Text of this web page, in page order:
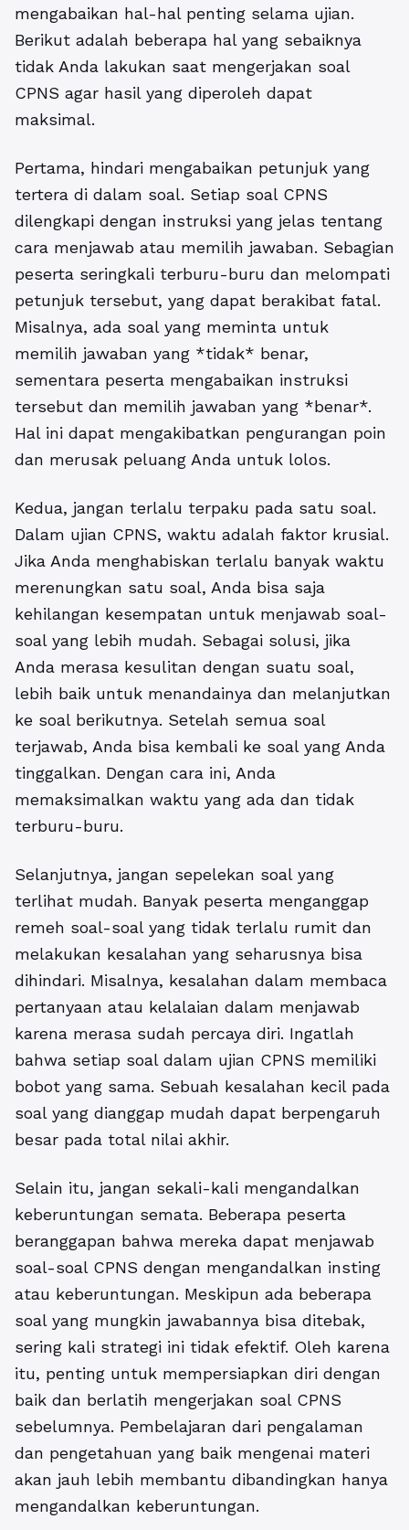
mengabaikan hal-hal penting selama ujian.
Berikut adalah beberapa hal yang sebaiknya
tidak Anda lakukan saat mengerjakan soal
CPNS agar hasil yang diperoleh dapat
maksimal.
Pertama, hindari mengabaikan petunjuk yang
tertera di dalam soal. Setiap soal CPNS
dilengkapi dengan instruksi yang jelas tentang
cara menjawab atau memilih jawaban. Sebagian
peserta seringkali terburu-buru dan melompati
petunjuk tersebut, yang dapat berakibat fatal.
Misalnya, ada soal yang meminta untuk
memilih jawaban yang *tidak* benar,
sementara peserta mengabaikan instruksi
tersebut dan memilih jawaban yang *benar*.
Hal ini dapat mengakibatkan pengurangan poin
dan merusak peluang Anda untuk lolos.
Kedua, jangan terlalu terpaku pada satu soal.
Dalam ujian CPNS, waktu adalah faktor krusial.
Jika Anda menghabiskan terlalu banyak waktu
merenungkan satu soal, Anda bisa saja
kehilangan kesempatan untuk menjawab soal-
soal yang lebih mudah. Sebagai solusi, jika
Anda merasa kesulitan dengan suatu soal,
lebih baik untuk menandainya dan melanjutkan
ke soal berikutnya. Setelah semua soal
terjawab, Anda bisa kembali ke soal yang Anda
tinggalkan. Dengan cara ini, Anda
memaksimalkan waktu yang ada dan tidak
terburu-buru.
Selanjutnya, jangan sepelekan soal yang
terlihat mudah. Banyak peserta menganggap
remeh soal-soal yang tidak terlalu rumit dan
melakukan kesalahan yang seharusnya bisa
dihindari. Misalnya, kesalahan dalam membaca
pertanyaan atau kelalaian dalam menjawab
karena merasa sudah percaya diri. Ingatlah
bahwa setiap soal dalam ujian CPNS memiliki
bobot yang sama. Sebuah kesalahan kecil pada
soal yang dianggap mudah dapat berpengaruh
besar pada total nilai akhir.
Selain itu, jangan sekali-kali mengandalkan
keberuntungan semata. Beberapa peserta
beranggapan bahwa mereka dapat menjawab
soal-soal CPNS dengan mengandalkan insting
atau keberuntungan. Meskipun ada beberapa
soal yang mungkin jawabannya bisa ditebak,
sering kali strategi ini tidak efektif. Oleh karena
itu, penting untuk mempersiapkan diri dengan
baik dan berlatih mengerjakan soal CPNS
sebelumnya. Pembelajaran dari pengalaman
dan pengetahuan yang baik mengenai materi
akan jauh lebih membantu dibandingkan hanya
mengandalkan keberuntungan.